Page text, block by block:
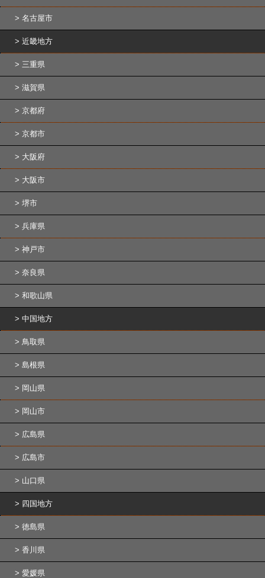
名古屋市
近畿地方
三重県
滋賀県
京都府
京都市
大阪府
大阪市
堺市
兵庫県
神戸市
奈良県
和歌山県
中国地方
鳥取県
島根県
岡山県
岡山市
広島県
広島市
山口県
四国地方
徳島県
香川県
愛媛県